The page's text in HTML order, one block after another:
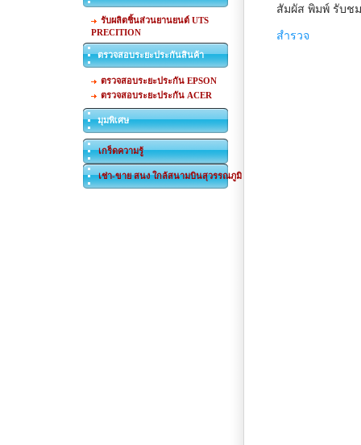
รับผลิตชิ้นส่วนยานยนต์ UTS
PRECITION
ตรวจสอบระยะประกันสินค้า
ตรวจสอบระยะประกัน EPSON
ตรวจสอบระยะประกัน ACER
มุมพิเศษ
เกร็ดความรู้
เช่า-ขาย สนง ใกล้สนามบินสุวรรณภูมิ
สัมผัส พิมพ์ รับชม
สำรวจ